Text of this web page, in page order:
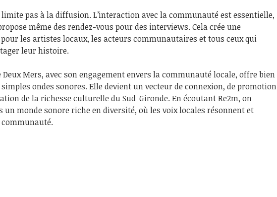
limite pas à la diffusion. L’interaction avec la communauté est essentielle,
même des rendez-vous pour des interviews. Cela crée une
les artistes locaux, les acteurs communautaires et tous ceux qui
leur histoire.
Deux Mers, avec son engagement envers la communauté locale, offre bien
simples ondes sonores. Elle devient un vecteur de connexion, de promotion
de la richesse culturelle du Sud-Gironde. En écoutant Re2m, on
un monde sonore riche en diversité, où les voix locales résonnent et